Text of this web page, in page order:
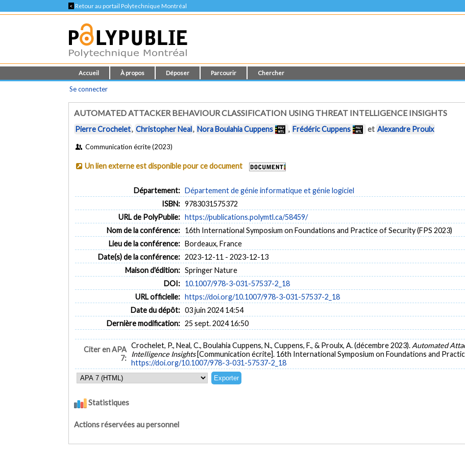
< Retour au portail Polytechnique Montréal
Accueil À propos Déposer Parcourir Chercher
Se connecter
AUTOMATED ATTACKER BEHAVIOUR CLASSIFICATION USING THREAT INTELLIGENCE INSIGHTS
Pierre Crochelet, Christopher Neal, Nora Boulahia Cuppens , Frédéric Cuppens et Alexandre Proulx
Communication écrite (2023)
Un lien externe est disponible pour ce document
Département: Département de génie informatique et génie logiciel
ISBN: 9783031575372
URL de PolyPublie: https://publications.polymtl.ca/58459/
Nom de la conférence: 16th International Symposium on Foundations and Practice of Security (FPS 2023)
Lieu de la conférence: Bordeaux, France
Date(s) de la conférence: 2023-12-11 - 2023-12-13
Maison d'édition: Springer Nature
DOI: 10.1007/978-3-031-57537-2_18
URL officielle: https://doi.org/10.1007/978-3-031-57537-2_18
Date du dépôt: 03 juin 2024 14:54
Dernière modification: 25 sept. 2024 16:50
Citer en APA
7:
Crochelet, P., Neal, C., Boulahia Cuppens, N., Cuppens, F., & Proulx, A. (décembre 2023). Automated
Intelligence Insights [Communication écrite]. 16th International Symposium on Foundations and
https://doi.org/10.1007/978-3-031-57537-2_18
Statistiques
Actions réservées au personnel